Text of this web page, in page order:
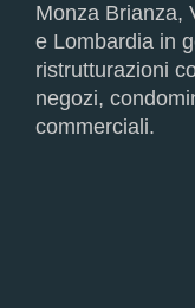
Monza Brianza,
e Lombardia in
ristrutturazioni
negozi,
commerciali.